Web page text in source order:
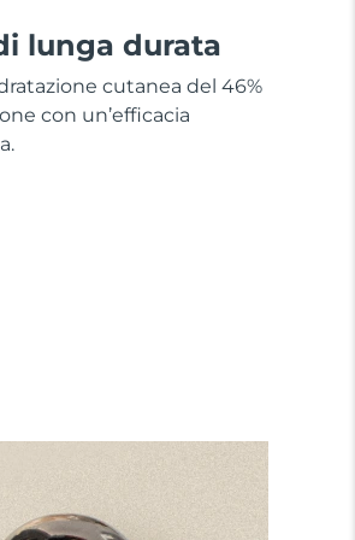
lunga durata
cutanea del 46%
con un’efficacia